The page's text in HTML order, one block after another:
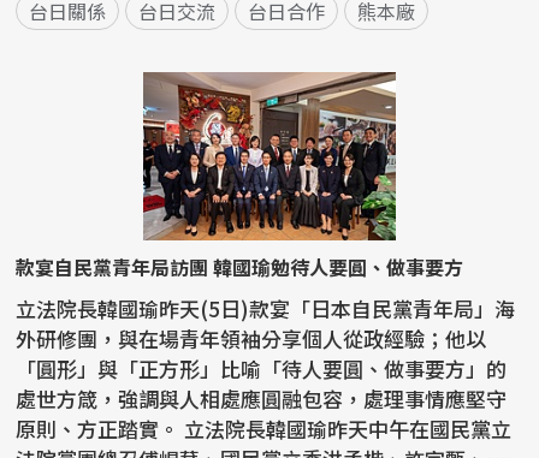
台日關係 台日交流 台日合作 熊本廠
款宴自民黨青年局訪團 韓國瑜勉待人要圓、做事要方
立法院長韓國瑜昨天(5日)款宴「日本自民黨青年局」海
外研修團，與在場青年領袖分享個人從政經驗；他以
「圓形」與「正方形」比喻「待人要圓、做事要方」的
處世方箴，強調與人相處應圓融包容，處理事情應堅守
原則、方正踏實。 立法院長韓國瑜昨天中午在國民黨立